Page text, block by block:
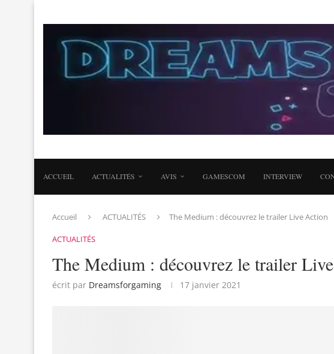
ACCUEIL ACTUALITÉS AVIS GAMESCOM INTERVIEW
Accueil ACTUALITÉS The Medium : découvrez le trailer Live Action
ACTUALITÉS
The Medium : découvrez le trailer
écrit par Dreamsforgaming 17 janvier 2021